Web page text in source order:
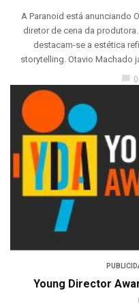
A Paranoid está anunciando
diretor de cena da
destacam-se a estética
storytelling. Otavio Machado
Young Director